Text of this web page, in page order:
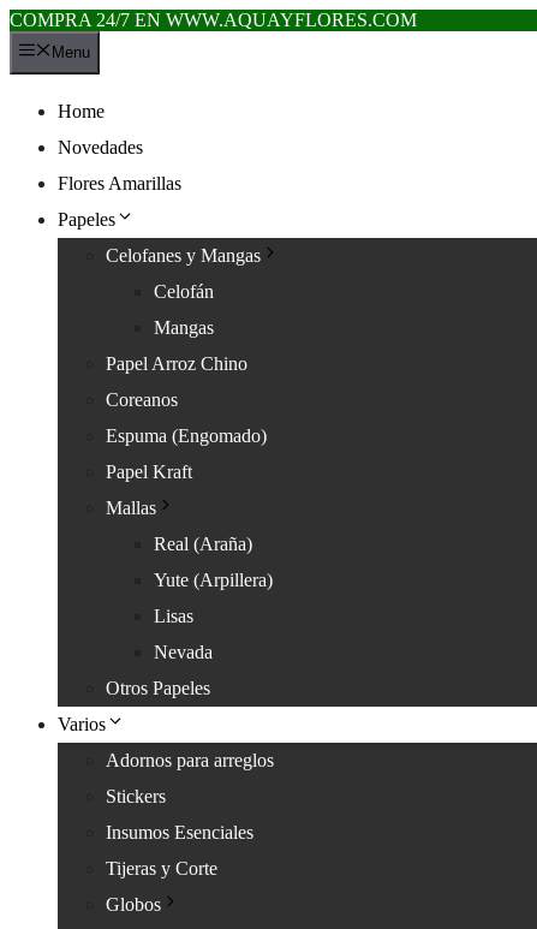
COMPRA 24/7 EN WWW.AQUAYFLORES.COM
Saltar
al
Menu
Home
Novedades
Flores Amarillas
Papeles
Celofanes y Mangas
Celofán
Mangas
Papel Arroz Chino
Coreanos
Espuma (Engomado)
Papel Kraft
Mallas
Real (Araña)
Yute (Arpillera)
Lisas
Nevada
Otros Papeles
Varios
Adornos para arreglos
Stickers
Insumos Esenciales
Tijeras y Corte
Globos